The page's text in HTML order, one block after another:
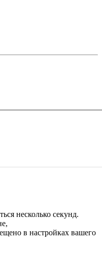
несколько секунд.
в настройках вашего